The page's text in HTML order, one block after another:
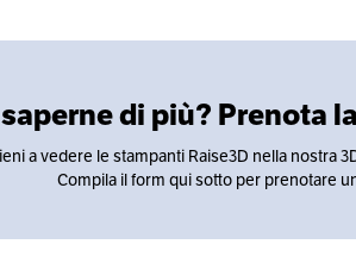
di più? Prenota
a vedere le stampanti Raise3D nella nostra
Compila il form qui sotto per prenotare